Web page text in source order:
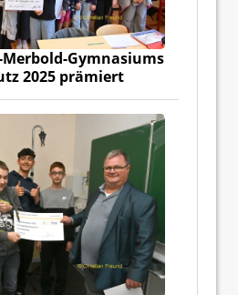
Merbold-Gymnasiums
2025 prämiert